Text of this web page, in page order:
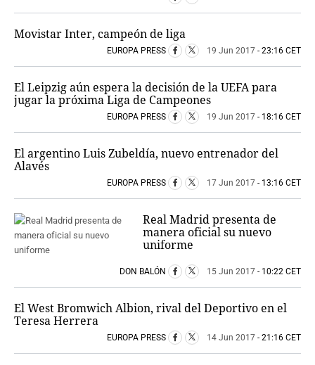
Movistar Inter, campeón de liga
EUROPA PRESS 19 Jun 2017 - 23:16 CET
El Leipzig aún espera la decisión de la UEFA para
jugar la próxima Liga de Campeones
EUROPA PRESS 19 Jun 2017 - 18:16 CET
El argentino Luis Zubeldía, nuevo entrenador del
Alavés
EUROPA PRESS 17 Jun 2017 - 13:16 CET
Real Madrid presenta de
manera oficial su nuevo
uniforme
DON BALÓN 15 Jun 2017 - 10:22 CET
El West Bromwich Albion, rival del Deportivo en el
Teresa Herrera
EUROPA PRESS 14 Jun 2017 - 21:16 CET